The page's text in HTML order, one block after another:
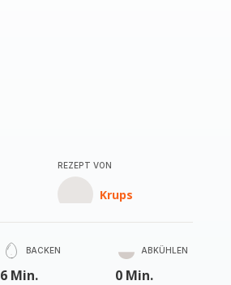
REZEPT VON
Krups
BACKEN
6 Min.
ABKÜHLEN
0 Min.